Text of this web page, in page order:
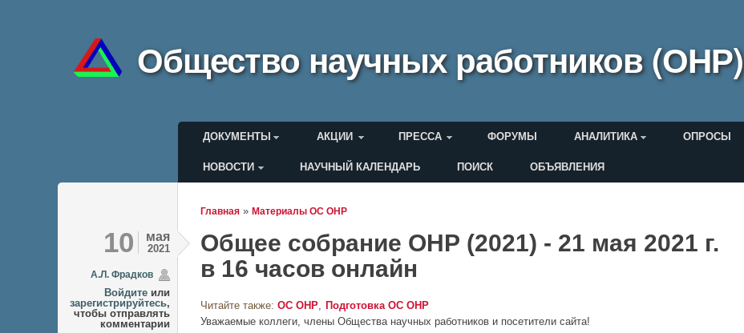
Общество научных работников (ОНР)
Главное меню
ДОКУМЕНТЫ АКЦИИ ПРЕССА ФОРУМЫ АНАЛИТИКА ОПРОСЫ
Меню пользователя
НОВОСТИ НАУЧНЫЙ КАЛЕНДАРЬ ПОИСК ОБЪЯВЛЕНИЯ
Вы здесь
Главная » Материалы ОС ОНР
10 мая
2021
А.Л. Фрадков
Войдите или
зарегистрируйтесь,
чтобы отправлять
комментарии
Общее собрание ОНР (2021) - 21 мая 2021 г.
в 16 часов онлайн
Читайте также: ОС ОНР
Подготовка ОС ОНР
Уважаемые коллеги, члены Общества научных работников и посетители сайта!